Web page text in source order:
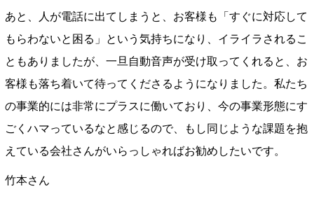
あと、人が電話に出てしまうと、お客様も「すぐに対応して
もらわないと困る」という気持ちになり、イライラされるこ
ともありましたが、一旦自動音声が受け取ってくれると、お
客様も落ち着いて待ってくださるようになりました。私たち
の事業的には非常にプラスに働いており、今の事業形態にす
ごくハマっているなと感じるので、もし同じような課題を抱
えている会社さんがいらっしゃればお勧めしたいです。
竹本さん